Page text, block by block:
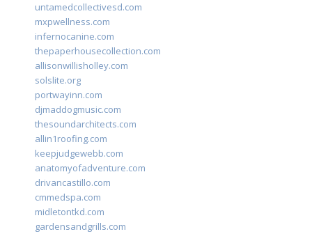
untamedcollectivesd.com
mxpwellness.com
infernocanine.com
thepaperhousecollection.com
allisonwillisholley.com
solslite.org
portwayinn.com
djmaddogmusic.com
thesoundarchitects.com
allin1roofing.com
keepjudgewebb.com
anatomyofadventure.com
drivancastillo.com
cmmedspa.com
midletontkd.com
gardensandgrills.com